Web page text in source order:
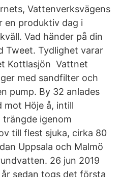
Vattenverksvägens
en produktiv dag i
Vad händer på din
Tweet. Tydlighet varar
Kottlasjön Vattnet
med sandfilter och
pump. By 32 anlades
mot Höje å, intill
igenom
till flest sjuka, cirka 80
Uppsala och Malmö
26 jun 2019
sedan togs det första